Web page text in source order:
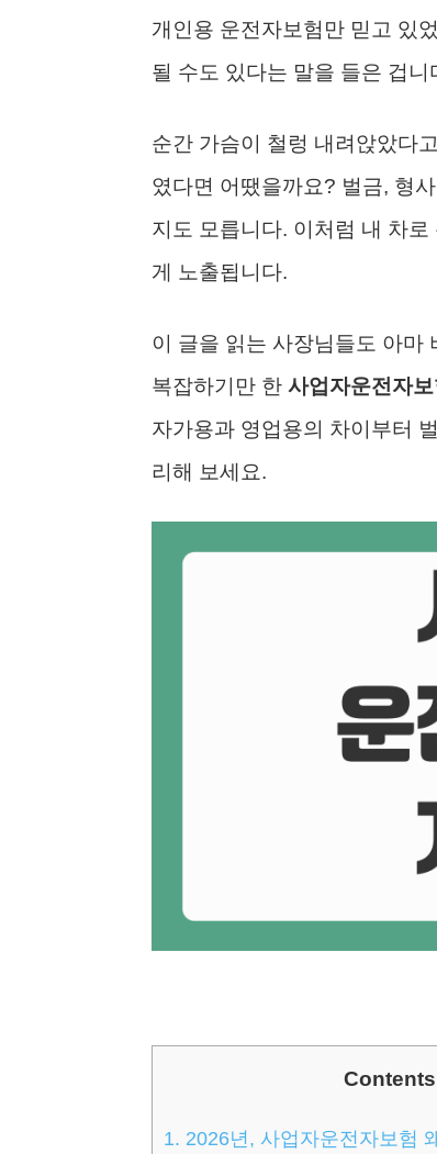
개인용 운전자보험만 믿고 있
될 수도 있다는 말을 들은 겁니
순간 가슴이 철렁 내려앉았다
였다면 어땠을까요? 벌금, 형
지도 모릅니다. 이처럼 내 차
게 노출됩니다.
이 글을 읽는 사장님들도 아마
복잡하기만 한 사업자운전자보
자가용과 영업용의 차이부터
리해 보세요.
Contents
1. 2026년, 사업자운전자보험